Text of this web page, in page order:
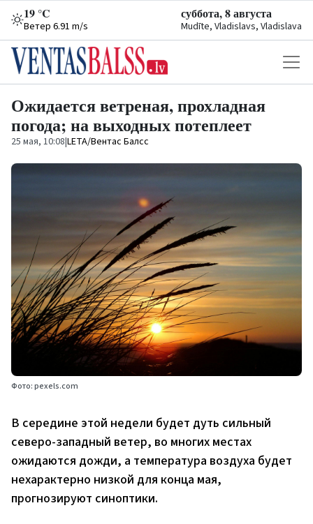
19 °C
Ветер 6.91 m/s
суббота, 8 августа
Mudīte, Vladislavs, Vladislava
Ожидается ветреная, прохладная
погода; на выходных потеплеет
25 мая, 10:08|LETA/Вентас Балсс
Фото: pexels.com
В середине этой недели будет дуть сильный
северо-западный ветер, во многих местах
ожидаются дожди, а температура воздуха будет
нехарактерно низкой для конца мая,
прогнозируют синоптики.